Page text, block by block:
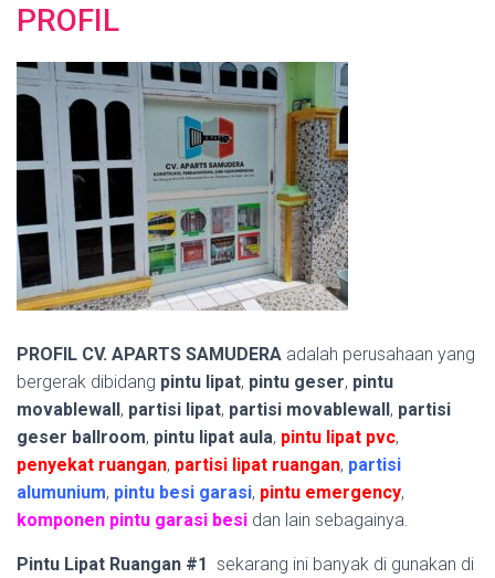
PROFIL
PROFIL CV. APARTS SAMUDERA adalah perusahaan yang
bergerak dibidang pintu lipat, pintu geser, pintu
movablewall, partisi lipat, partisi movablewall, partisi
geser ballroom, pintu lipat aula, pintu lipat pvc,
penyekat ruangan, partisi lipat ruangan, partisi
alumunium, pintu besi garasi, pintu emergency,
komponen pintu garasi besi dan lain sebagainya.
Pintu Lipat Ruangan #1 sekarang ini banyak di gunakan di